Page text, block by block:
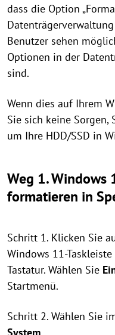
dass die Option
Benutzer sehen
Optionen in der
sind.
Wenn dies auf Ihrem
Sie sich keine Sorgen,
um Ihre HDD/SSD in
Weg 1. Windows
formatieren in
Schritt 1. Klicken Sie
Windows 11-
Tastatur. Wählen Sie
Startmenü.
Schritt 2. Wählen Sie
System.